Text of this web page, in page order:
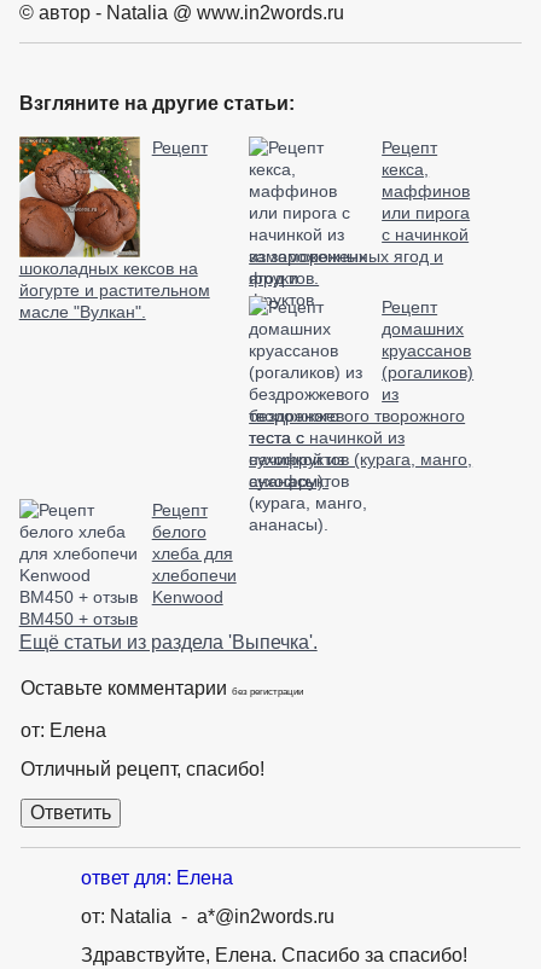
© автор - Natalia @ www.in2words.ru
Взгляните на другие статьи:
Рецепт
шоколадных кексов на
йогурте и растительном
масле "Вулкан".
Рецепт
кекса,
маффинов
или пирога
с начинкой
из замороженных ягод и
фруктов.
Рецепт
домашних
круассанов
(рогаликов)
из
бездрожжевого творожного
теста с начинкой из
сухофруктов (курага, манго,
ананасы).
Рецепт
белого
хлеба для
хлебопечи
Kenwood
BM450 + отзыв
Ещё статьи из раздела 'Выпечка'.
Оставьте комментарии без регистрации
от: Елена
Отличный рецепт, спасибо!
ответ для: Елена
от: Natalia - a*@in2words.ru
Здравствуйте, Елена. Спасибо за спасибо!